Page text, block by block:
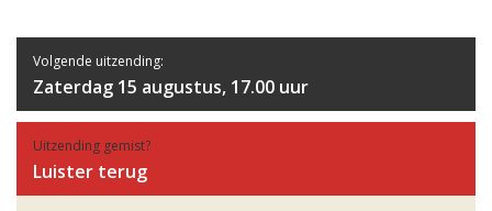
Volgende uitzending:
Zaterdag 15 augustus, 17.00 uur
Uitzending gemist?
Luister terug